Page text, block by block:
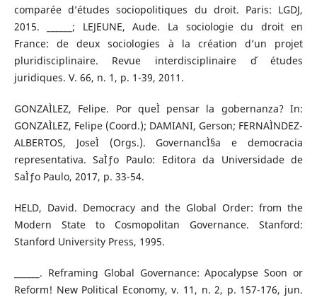
comparée d’études sociopolitiques du droit. Paris: LGDJ,
2015. ______; LEJEUNE, Aude. La sociologie du droit en
France: de deux sociologies à la création d’un projet
pluridisciplinaire. Revue interdisciplinaire d ́études
juridiques. V. 66, n. 1, p. 1-39, 2011.
GONZAÌLEZ, Felipe. Por queÌ pensar la gobernanza? In:
GONZAÌLEZ, Felipe (Coord.); DAMIANI, Gerson; FERNAÌNDEZ-
ALBERTOS, JoseÌ (Orgs.). GovernancÌ§a e democracia
representativa. SaÌƒo Paulo: Editora da Universidade de
SaÌƒo Paulo, 2017, p. 33-54.
HELD, David. Democracy and the Global Order: from the
Modern State to Cosmopolitan Governance. Stanford:
Stanford University Press, 1995.
______. Reframing Global Governance: Apocalypse Soon or
Reform! New Political Economy, v. 11, n. 2, p. 157-176, jun.